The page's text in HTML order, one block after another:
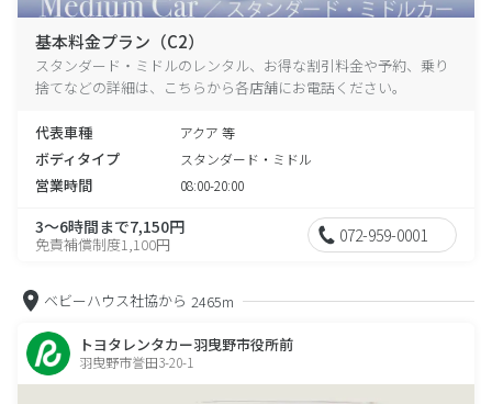
基本料金プラン（C2）
スタンダード・ミドルのレンタル、お得な割引料金や予約、乗り
捨てなどの詳細は、こちらから各店舗にお電話ください。
代表車種 アクア 等
ボディタイプ スタンダード・ミドル
営業時間 08:00-20:00
3～6時間まで7,150円
免責補償制度1,100円 072-959-0001
ベビーハウス社協から 2465m
トヨタレンタカー羽曳野市役所前
羽曳野市誉田3-20-1